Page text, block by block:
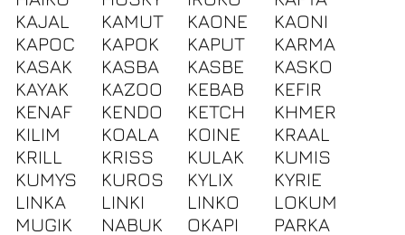
KAJAL
KAMUT KAONE
KAONI
KAPOC
KAPOK KAPUT
KARMA
KASAK
KASBA KASBE
KASKO
KAYAK
KAZOO KEBAB
KEFIR
KENAF
KENDO KETCH
KHMER
KILIM
KOALA KOINE
KRAAL
KRILL
KRISS KULAK
KUMIS
KUMYS
KUROS KYLIX
KYRIE
LINKA
LINKI LINKO
LOKUM
MUGIK
NABUK OKAPI
PARKA